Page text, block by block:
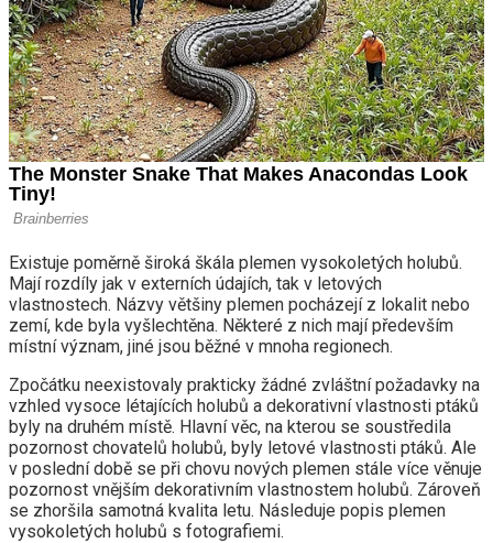
Existuje poměrně široká škála plemen vysokoletých holubů.
Mají rozdíly jak v externích údajích, tak v letových
vlastnostech. Názvy většiny plemen pocházejí z lokalit nebo
zemí, kde byla vyšlechtěna. Některé z nich mají především
místní význam, jiné jsou běžné v mnoha regionech.
Zpočátku neexistovaly prakticky žádné zvláštní požadavky na
vzhled vysoce létajících holubů a dekorativní vlastnosti ptáků
byly na druhém místě. Hlavní věc, na kterou se soustředila
pozornost chovatelů holubů, byly letové vlastnosti ptáků. Ale
v poslední době se při chovu nových plemen stále více věnuje
pozornost vnějším dekorativním vlastnostem holubů. Zároveň
se zhoršila samotná kvalita letu. Následuje popis plemen
vysokoletých holubů s fotografiemi.